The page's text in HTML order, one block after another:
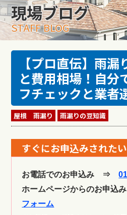
現場ブログ
STAFF BLOG
【プロ直伝】雨
と費用相場！自分
フチェックと業者
屋根 雨漏り 雨漏りの豆知識
すぐにお申込みされた
お電話でのお申込み ⇒
ホームページからのお申
フォーム